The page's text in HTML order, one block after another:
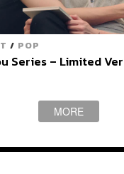
/ POP
Series – Limited
MORE